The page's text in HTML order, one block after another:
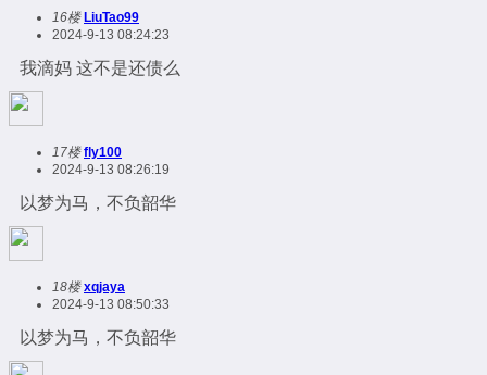
16楼 LiuTao99
2024-9-13 08:24:23
我滴妈 这不是还债么
17楼 fly100
2024-9-13 08:26:19
以梦为马，不负韶华
18楼 xqjaya
2024-9-13 08:50:33
以梦为马，不负韶华